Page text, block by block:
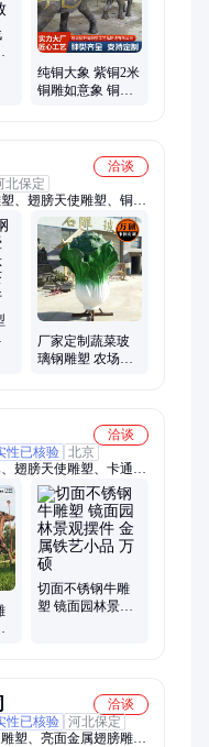
纯铜大象 紫铜2米
铜雕如意象 铜大
洽谈
北保定
、翅膀天使雕塑、铜雕
kaws雕塑、户外园林、
塑、雕塑树脂、雕刻人
象雕塑、果蔬雕塑
厂家定制蔬菜玻
璃钢雕塑 农场采
洽谈
性已核验 北京
翅膀天使雕塑、卡通摆
饰雕塑、吉祥物摆件、
几何马雕塑、景观园林
外景观摆件、镜面景观
通动物雕塑、仿铜人物
切面不锈钢牛雕
塑 镜面园林景观
洽谈
性已核验 河北保定
塑、亮面金属翅膀雕